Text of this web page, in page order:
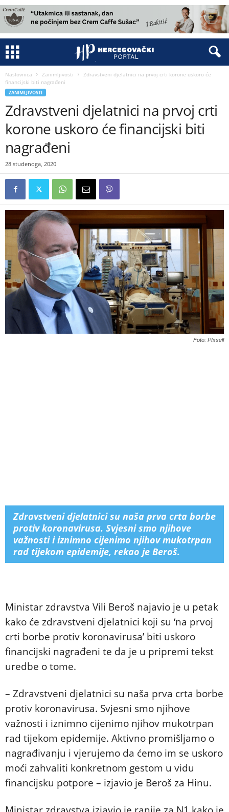
Naslovnica Zanimljivosti
Zdravstveni djelatnici na prvoj crti korone uskoro će
financijski biti nagrađeni
ZANIMLJIVOSTI
Zdravstveni djelatnici na prvoj crti
korone uskoro će financijski biti
nagrađeni
28 studenoga, 2020
Foto: PIxsell
Zdravstveni djelatnici su naša prva crta borbe
protiv koronavirusa. Svjesni smo njihove
važnosti i iznimno cijenimo njihov mukotrpan
rad tijekom epidemije, rekao je Beroš.
Ministar zdravstva Vili Beroš najavio je u petak
kako će zdravstveni djelatnici koji su ‘na prvoj
crti borbe protiv koronavirusa’ biti uskoro
financijski nagrađeni te da je u pripremi tekst
uredbe o tome.
– Zdravstveni djelatnici su naša prva crta borbe
protiv koronavirusa. Svjesni smo njihove
važnosti i iznimno cijenimo njihov mukotrpan
rad tijekom epidemije. Aktivno promišljamo o
nagrađivanju i vjerujemo da ćemo im se uskoro
moći zahvaliti konkretnom gestom u vidu
financijsku potpore – izjavio je Beroš za Hinu.